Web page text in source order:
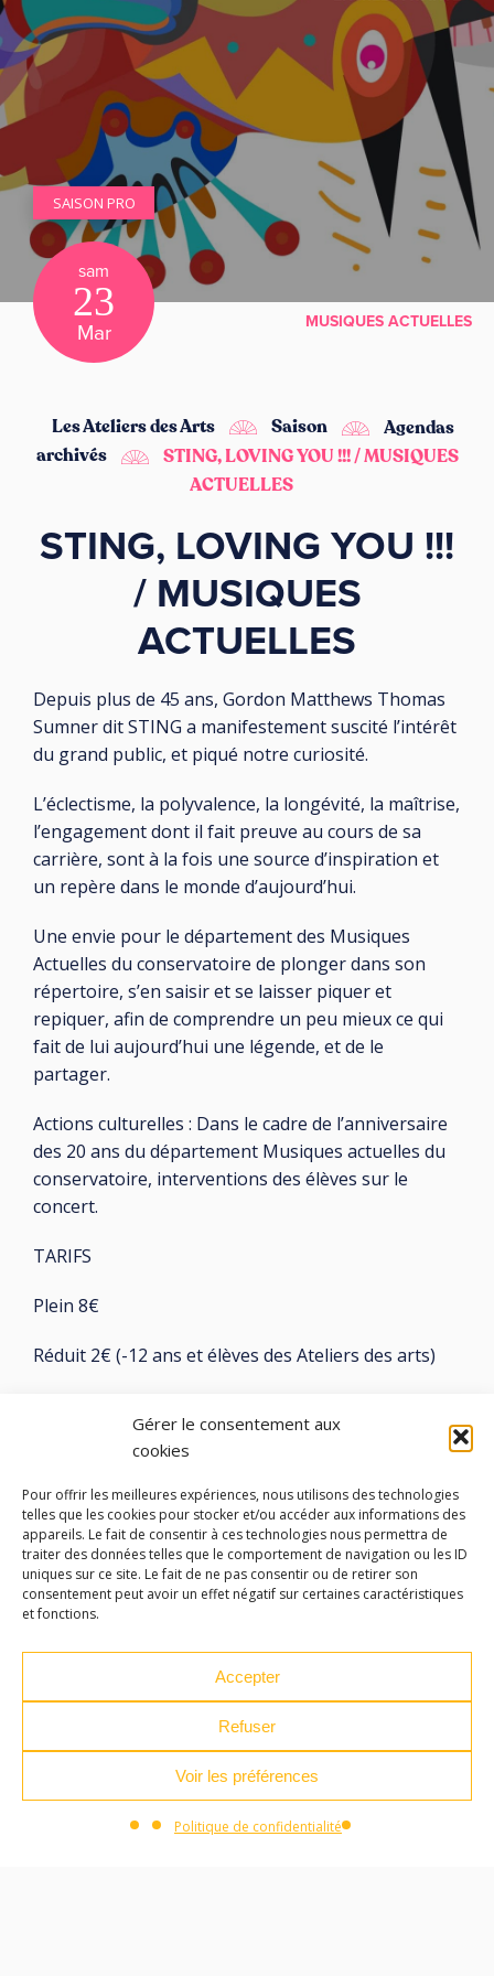
Gérer le consentement aux
cookies
Pour offrir les meilleures expériences, nous utilisons des technologies
telles que les cookies pour stocker et/ou accéder aux informations des
appareils. Le fait de consentir à ces technologies nous permettra de
traiter des données telles que le comportement de navigation ou les ID
uniques sur ce site. Le fait de ne pas consentir ou de retirer son
consentement peut avoir un effet négatif sur certaines caractéristiques
et fonctions.
Accepter
Refuser
Voir les préférences
Politique de confidentialité
sam
23
Mar
SAISON PRO
MUSIQUES ACTUELLES
Les Ateliers des Arts Saison
Agendas
archivés
STING, LOVING YOU !!! / MUSIQUES
ACTUELLES
STING, LOVING YOU !!!
/ MUSIQUES
ACTUELLES
Depuis plus de 45 ans, Gordon Matthews Thomas
Sumner dit STING a manifestement suscité l’intérêt
du grand public, et piqué notre curiosité.
L’éclectisme, la polyvalence, la longévité, la maîtrise,
l’engagement dont il fait preuve au cours de sa
carrière, sont à la fois une source d’inspiration et
un repère dans le monde d’aujourd’hui.
Une envie pour le département des Musiques
Actuelles du conservatoire de plonger dans son
répertoire, s’en saisir et se laisser piquer et
repiquer, afin de comprendre un peu mieux ce qui
fait de lui aujourd’hui une légende, et de le
partager.
Actions culturelles : Dans le cadre de l’anniversaire
des 20 ans du département Musiques actuelles du
conservatoire, interventions des élèves sur le
concert.
TARIFS
Plein 8€
Réduit 2€ (-12 ans et élèves des Ateliers des arts)
DURÉE : 1h30
LES ATELIERS DES ARTS
32 Rue 86E Régiment d'Infanterie
43000 Le Puy-en-Velay
04 71 04 37 35
ateliersdesarts@lepuyenvelay.fr